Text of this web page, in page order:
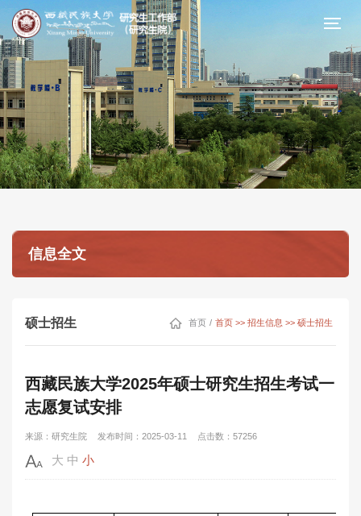
信息全文
硕士招生 首页 / 首页 >> 招生信息 >> 硕士招生
西藏民族大学2025年硕士研究生招生考试一
志愿复试安排
来源：研究生院 发布时间：2025-03-11 点击数：57256
大 中 小